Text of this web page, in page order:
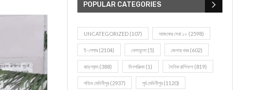
POPULAR CATEGORIES
UNCATEGORIZED (107) আজকের সেরা ১০ (2598)
ই-পেপার (2104) খেলাধূলো (5) জেলার খবর (602)
ঝাড়গ্রাম (388) দিনপঞ্জিকা (1) দৈনিক রাশিফল (819)
পশ্চিম মেদিনীপুর (2937) পূর্ব মেদিনীপুর (1120)